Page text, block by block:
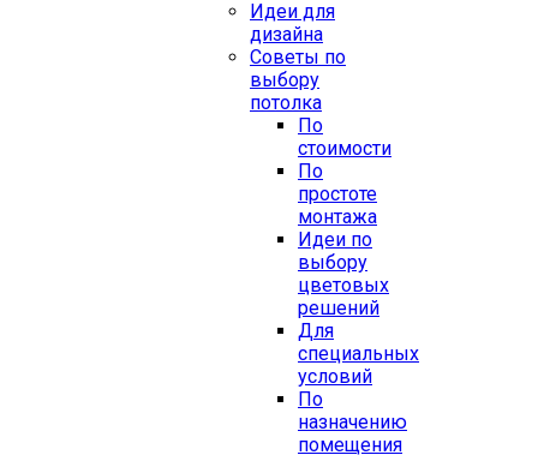
Идеи для
дизайна
Советы по
выбору
потолка
По
стоимости
По
простоте
монтажа
Идеи по
выбору
цветовых
решений
Для
специальных
условий
По
назначению
помещения